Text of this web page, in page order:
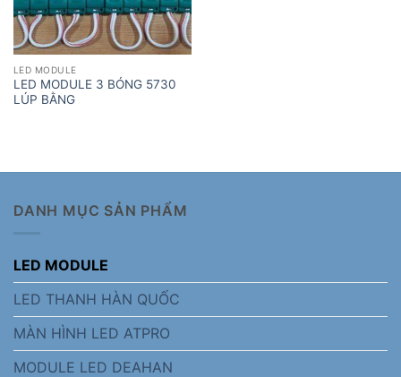
LED MODULE
LED MODULE 3 BÓNG 5730
LÚP BẰNG
DANH MỤC SẢN PHẨM
LED MODULE
LED THANH HÀN QUỐC
MÀN HÌNH LED ATPRO
MODULE LED DEAHAN